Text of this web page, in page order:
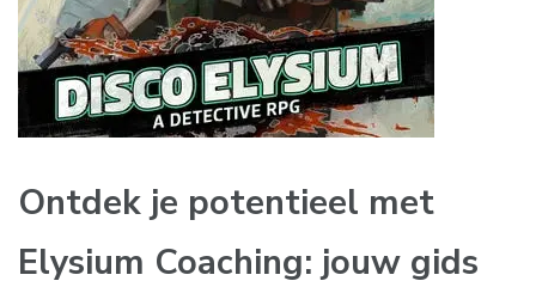
Ontdek je potentieel met
Elysium Coaching: jouw gids